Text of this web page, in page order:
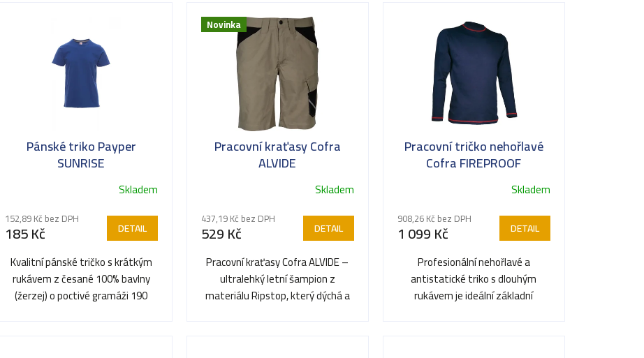
Pánské triko Payper
SUNRISE
hodnocení
produktu
je
5,0
Skladem
152,89 Kč bez DPH
185 Kč DETAIL
Kvalitní pánské tričko s krátkým
rukávem z česané 100% bavlny
(žerzej) o poctivé gramáži 190
Novinka
Pracovní kraťasy Cofra
ALVIDE
Skladem
437,19 Kč bez DPH
529 Kč DETAIL
Pracovní kraťasy Cofra ALVIDE –
ultralehký letní šampion z
materiálu Ripstop, který dýchá a
Pracovní tričko nehořlavé
Cofra FIREPROOF
Skladem
908,26 Kč bez DPH
1 099 Kč DETAIL
Profesionální nehořlavé a
antistatické triko s dlouhým
rukávem je ideální základní